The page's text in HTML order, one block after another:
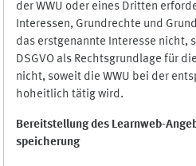
der WWU oder eines Dritten
Interessen, Grundrechte und
das erstgenannte Interesse nicht,
DSGVO als Rechtsgrundlage für
nicht, soweit die WWU bei der
hoheitlich tätig wird.
Bereitstellung des Learnweb-
speicherung